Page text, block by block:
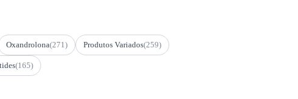
Oxandrolona(271) Produtos Variados(259)
(165)